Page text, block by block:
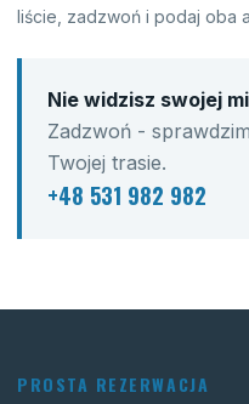
liście, zadzwoń i podaj oba
Nie widzisz swojej
Zadzwoń -
Twojej trasie.
+48 531 982 982
PROSTA REZERWACJA